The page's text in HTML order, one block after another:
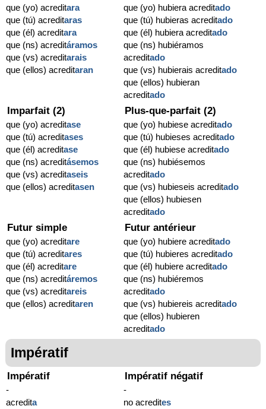
que (yo) acreditara
que (tú) acreditaras
que (él) acreditara
que (ns) acreditáramos
que (vs) acreditarais
que (ellos) acreditaran
que (yo) hubiera acreditado
que (tú) hubieras acreditado
que (él) hubiera acreditado
que (ns) hubiéramos
acreditado
que (vs) hubierais acreditado
que (ellos) hubieran
acreditado
Imparfait (2)
que (yo) acreditase
que (tú) acreditases
que (él) acreditase
que (ns) acreditásemos
que (vs) acreditaseis
que (ellos) acreditasen
Plus-que-parfait (2)
que (yo) hubiese acreditado
que (tú) hubieses acreditado
que (él) hubiese acreditado
que (ns) hubiésemos
acreditado
que (vs) hubieseis acreditado
que (ellos) hubiesen
acreditado
Futur simple
que (yo) acreditare
que (tú) acreditares
que (él) acreditare
que (ns) acreditáremos
que (vs) acreditareis
que (ellos) acreditaren
Futur antérieur
que (yo) hubiere acreditado
que (tú) hubieres acreditado
que (él) hubiere acreditado
que (ns) hubiéremos
acreditado
que (vs) hubiereis acreditado
que (ellos) hubieren
acreditado
Impératif
Impératif
-
acredita
Impératif négatif
-
no acredites